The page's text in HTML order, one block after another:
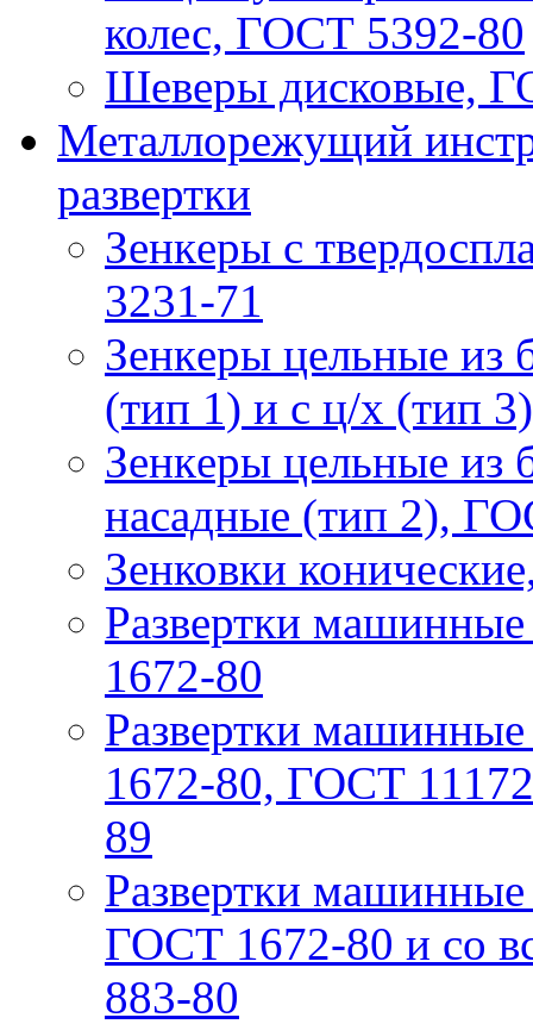
колес, ГОСТ 5392-80
Шеверы дисковые,
Металлорежущий
развертки
Зeнкeры с
3231-71
Зeнкeры цельные из
(тип 1) и с ц/х (тип
Зeнкeры цельные из
насадные (тип 2),
Зенковки
Рaзвeртки
1672-80
Рaзвeртки
1672-80, ГОСТ
89
Рaзвeртки
ГОСТ 1672-80 и со
883-80